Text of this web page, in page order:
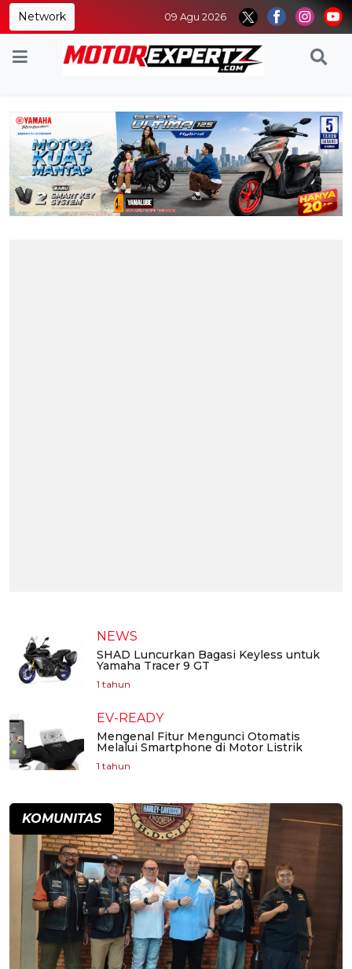
Network 09 Agu 2026
NEWS
SHAD Luncurkan Bagasi Keyless untuk
Yamaha Tracer 9 GT
1 tahun
EV-READY
Mengenal Fitur Mengunci Otomatis
Melalui Smartphone di Motor Listrik
1 tahun
KOMUNITAS